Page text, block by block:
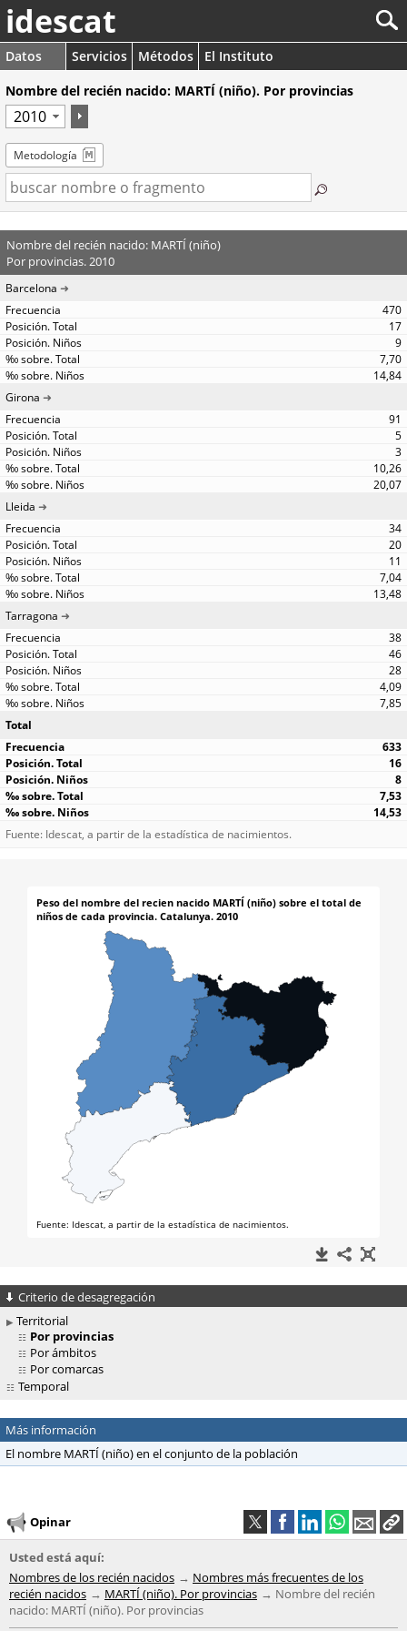
idescat
Datos Servicios Métodos
El Instituto
Nombre del recién nacido: MARTÍ (niño). Por provincias
Metodología
Nombre del recién nacido: MARTÍ (niño)
Por provincias. 2010
Barcelona
470
17
9
7,70
14,84
Girona
91
5
3
10,26
20,07
Lleida
34
20
11
7,04
13,48
Tarragona
38
46
28
4,09
7,85
Total
633
16
8
7,53
14,53
Fuente: Idescat, a partir de la estadística de nacimientos.
Criterio de desagregación
Territorial
Por provincias
Por ámbitos
Por comarcas
Temporal
Más información
El nombre MARTÍ (niño) en el conjunto de la población
Opinar
Usted está aquí:
Nombres de los recién nacidos
Nombres más frecuentes de los
recién nacidos
MARTÍ (niño). Por provincias
Nombre del recién
nacido: MARTÍ (niño). Por provincias